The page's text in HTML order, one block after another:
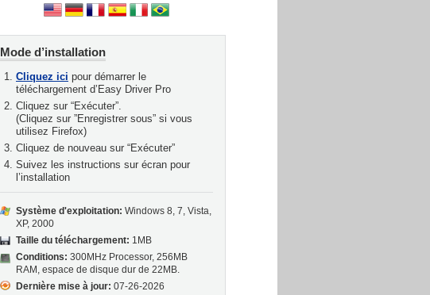
Mode d’installation
Cliquez ici pour démarrer le
téléchargement d’Easy Driver Pro
Cliquez sur “Exécuter”.
(Cliquez sur ”Enregistrer sous” si vous
utilisez Firefox)
Cliquez de nouveau sur “Exécuter”
Suivez les instructions sur écran pour
l’installation
Système d'exploitation: Windows 8, 7, Vista,
XP, 2000
Taille du téléchargement: 1MB
Conditions: 300MHz Processor, 256MB
RAM, espace de disque dur de 22MB.
Dernière mise à jour: 07-26-2026